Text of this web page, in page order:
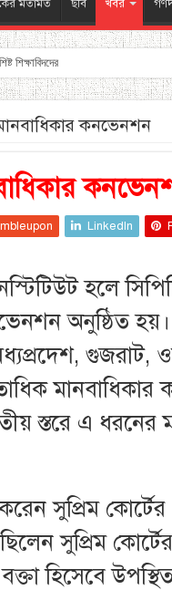
মতামত ছবি খবর
শিক্ষাবিদদের
কনভেনশন
LinkedIn
হলে
অনুষ্ঠিত হয়।
গুজরাট,
মানবাধিকার
স্তরে এ
সুপ্রিম কোর্টের
সুপ্রিম
হিসেবে